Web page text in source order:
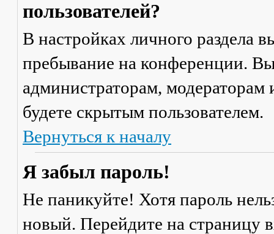
пользователей?
В настройках личного раздела
пребывание на конференции.
администраторам,
будете скрытым пользователем.
Вернуться к началу
Я забыл пароль!
Не паникуйте! Хотя пароль
новый. Перейдите на страницу